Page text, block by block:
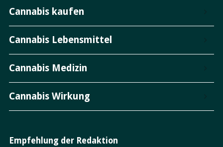
Cannabis kaufen
Cannabis Lebensmittel
Cannabis Medizin
Cannabis Wirkung
Empfehlung der Redaktion